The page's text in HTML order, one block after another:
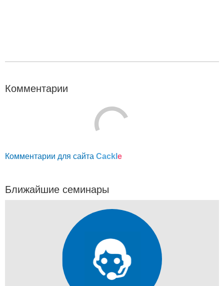
Комментарии
Комментарии для сайта Cackl e
Ближайшие семинары